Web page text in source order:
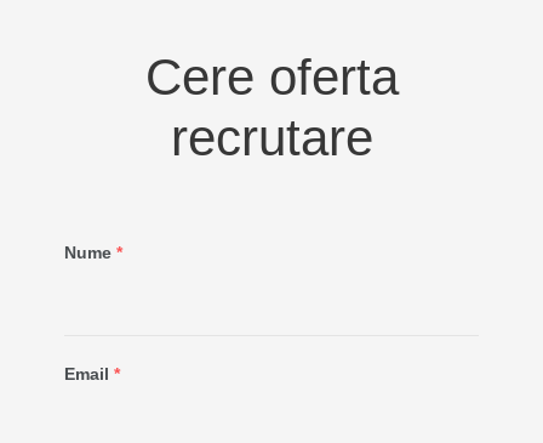
Cere oferta
recrutare
Nume *
Email *